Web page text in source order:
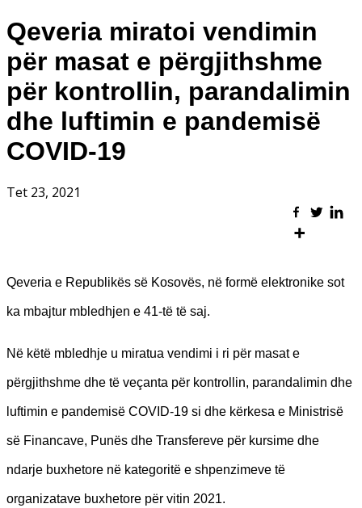
Qeveria miratoi vendimin
për masat e përgjithshme
për kontrollin, parandalimin
dhe luftimin e pandemisë
COVID-19
Tet 23, 2021
Qeveria e Republikës së Kosovës, në formë elektronike sot
ka mbajtur mbledhjen e 41-të të saj.
Në këtë mbledhje u miratua vendimi i ri për masat e
përgjithshme dhe të veçanta për kontrollin, parandalimin dhe
luftimin e pandemisë COVID-19 si dhe kërkesa e Ministrisë
së Financave, Punës dhe Transfereve për kursime dhe
ndarje buxhetore në kategoritë e shpenzimeve të
organizatave buxhetore për vitin 2021.